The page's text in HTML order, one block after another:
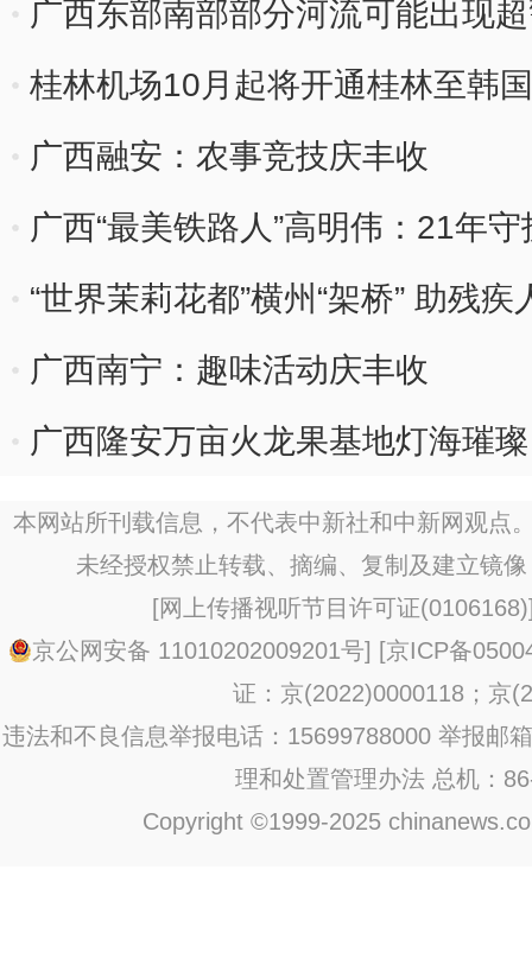
广西东部南部部分河流可能出现
桂林机场10月起将开通桂林至韩
广西融安：农事竞技庆丰收
广西“最美铁路人”高明伟：21年
“世界茉莉花都”横州“架桥” 助残疾
广西南宁：趣味活动庆丰收
广西隆安万亩火龙果基地灯海璀
本网站所刊载信息，不代表中新社和中新网观点
未经授权禁止转载、摘编、复制及建立镜
[网上传播视听节目许可证(0106168)
京公网安备 11010202009201号] [京ICP备
证：京(2022)0000118；京
违法和不良信息举报电话：15699788000 举报邮
理和处置管理办法 总机：
Copyright ©1999-2025